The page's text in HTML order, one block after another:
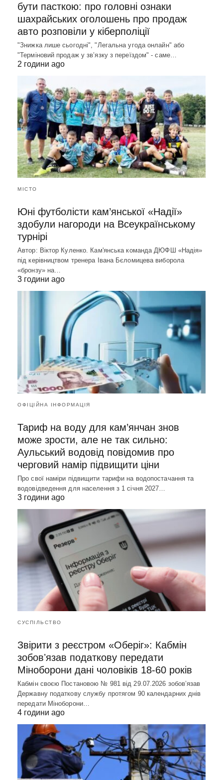
бути пасткою: про головні ознаки
шахрайських оголошень про продаж
авто розповіли у кіберполіції
"Знижка лише сьогодні", "Легальна угода онлайн" або
"Терміновий продаж у зв’язку з переїздом" - саме…
2 години ago
МІСТО
Юні футболісти кам’янської «Надії»
здобули нагороди на Всеукраїнському
турнірі
Автор: Віктор Куленко. Кам'янська команда ДЮФШ «Надія»
під керівництвом тренера Івана Бєломицева виборола
«бронзу» на…
3 години ago
ОФІЦІЙНА ІНФОРМАЦІЯ
Тариф на воду для кам’янчан знов
може зрости, але не так сильно:
Аульський водовід повідомив про
черговий намір підвищити ціни
Про свої наміри підвищити тарифи на водопостачання та
водовідведення для населення з 1 січня 2027…
3 години ago
СУСПІЛЬСТВО
Звірити з реєстром «Оберіг»: Кабмін
зобовʼязав податкову передати
Міноборони дані чоловіків 18-60 років
Кабмін своєю Постановою № 981 від 29.07.2026 зобовʼязав
Державну податкову службу протягом 90 календарних днів
передати Міноборони…
4 години ago